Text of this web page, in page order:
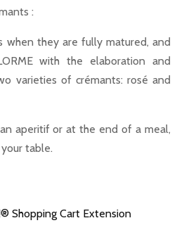
:
when they are fully matured, and
with the elaboration and
varieties of crémants: rosé and
aperitif or at the end of a meal,
table.
Shopping Cart Extension